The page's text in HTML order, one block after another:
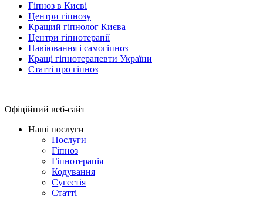
Гіпноз в Києві
Центри гіпнозу
Кращий гіпнолог Києва
Центри гіпнотерапії
Навіювання і самогіпноз
Кращі гіпнотерапевти України
Статті про гіпноз
Офіційний веб-сайт
Наші послуги
Послуги
Гіпноз
Гіпнотерапія
Кодування
Сугестія
Статті